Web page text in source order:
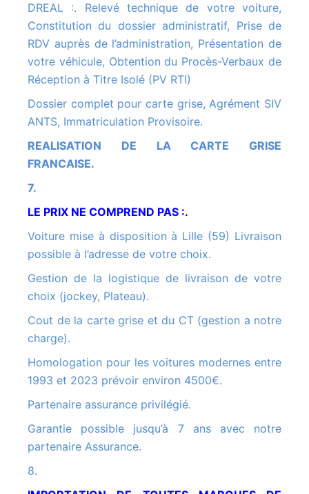
DREAL :. Relevé technique de votre voiture,
Constitution du dossier administratif, Prise de
RDV auprès de l’administration, Présentation de
votre véhicule, Obtention du Procès-Verbaux de
Réception à Titre Isolé (PV RTI)
Dossier complet pour carte grise, Agrément SIV
ANTS, Immatriculation Provisoire.
REALISATION DE LA CARTE GRISE
FRANCAISE.
7.
LE PRIX NE COMPREND PAS :.
Voiture mise à disposition à Lille (59) Livraison
possible à l’adresse de votre choix.
Gestion de la logistique de livraison de votre
choix (jockey, Plateau).
Cout de la carte grise et du CT (gestion a notre
charge).
Homologation pour les voitures modernes entre
1993 et 2023 prévoir environ 4500€.
Partenaire assurance privilégié.
Garantie possible jusqu’à 7 ans avec notre
partenaire Assurance.
8.